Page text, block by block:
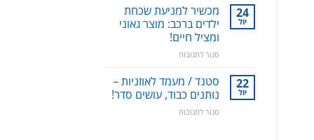
חניכיים
פיתרון
טבעי
לאין-אונות
/
בעיות
/
תערובת
לרכישה
באתר
לוקו0ט
+
וידאו
24
יול
מכשיר למניעת שכחת
ילדים ברכב: מוצר גאוני
ומציל חיים!
סגור לתגובותעל
למניעת
שכחת
ילדים
ברכב:
22
יול
סטנד / מעמד לאוזניות –
נותנים כבוד, עושים סדר!
סגור לתגובותעל